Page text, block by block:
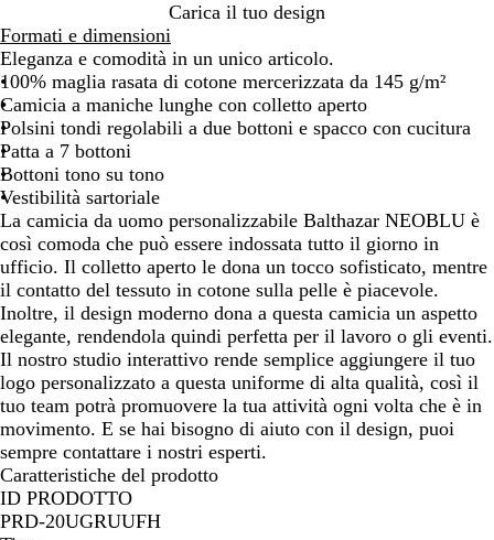
s
o
Carica il tuo design
Formati e dimensioni
Eleganza e comodità in un unico articolo.
100% maglia rasata di cotone mercerizzata da 145 g/m²
Camicia a maniche lunghe con colletto aperto
Polsini tondi regolabili a due bottoni e spacco con cucitura
Patta a 7 bottoni
Bottoni tono su tono
Vestibilità sartoriale
La camicia da uomo personalizzabile Balthazar NEOBLU è
così comoda che può essere indossata tutto il giorno in
ufficio. Il colletto aperto le dona un tocco sofisticato, mentre
il contatto del tessuto in cotone sulla pelle è piacevole.
Inoltre, il design moderno dona a questa camicia un aspetto
elegante, rendendola quindi perfetta per il lavoro o gli eventi.
Il nostro studio interattivo rende semplice aggiungere il tuo
logo personalizzato a questa uniforme di alta qualità, così il
tuo team potrà promuovere la tua attività ogni volta che è in
movimento. E se hai bisogno di aiuto con il design, puoi
sempre contattare i nostri esperti.
Caratteristiche del prodotto
ID PRODOTTO
PRD-20UGRUUFH